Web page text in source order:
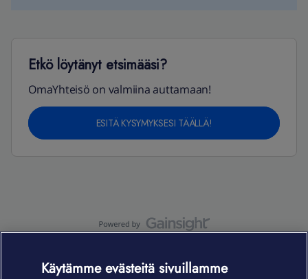
Etkö löytänyt etsimääsi?
OmaYhteisö on valmiina auttamaan!
ESITÄ KYSYMYKSESI TÄÄLLÄ!
Käytämme evästeitä sivuillamme